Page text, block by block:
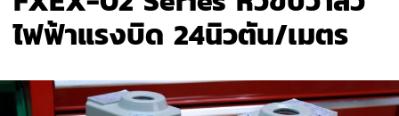
ไฟฟ้าแรงบิด 24นิวตัน/เมตร